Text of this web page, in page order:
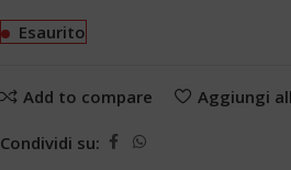
Esaurito
Add to compare Aggiungi
Condividi su: